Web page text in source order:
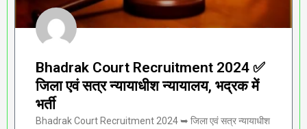
Bhadrak Court Recruitment 2024 ✅
जिला एवं सत्र न्यायाधीश न्यायालय, भद्रक में
भर्ती
Bhadrak Court Recruitment 2024 ➥ जिला एवं सत्र न्यायाधीश